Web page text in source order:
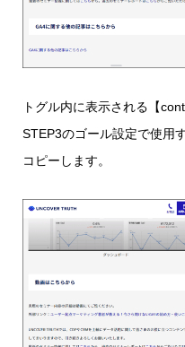
トグル内に表示される【
STEP3のゴール設定で使用
コピーします。